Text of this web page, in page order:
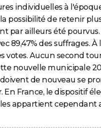
individuelles à
possibilité de retenir
par ailleurs été
89,47% des suffrages.
votes. Aucun second
nouvelle municipale
de nouveau se
En France, le dispositif
appartient cependant